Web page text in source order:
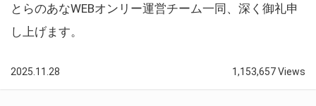
とらのあなWEBオンリー運営チーム一同、深く御礼申
し上げます。
2025.11.28 1,153,657 Views